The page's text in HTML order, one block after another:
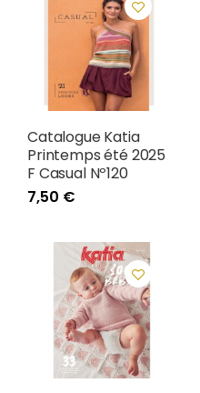
Catalogue Katia
Printemps été 2025
F Casual Nº120
7,50 €